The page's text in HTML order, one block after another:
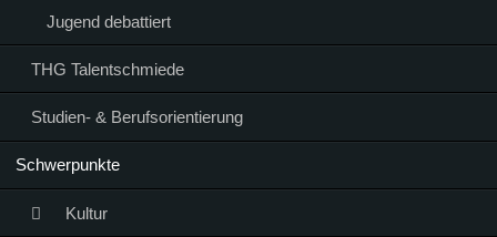
Jugend debattiert
THG Talentschmiede
Studien- & Berufsorientierung
Schwerpunkte
Kultur